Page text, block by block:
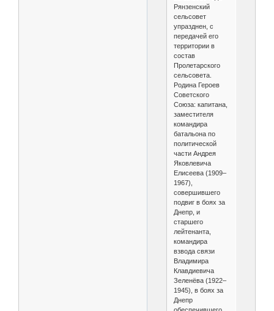
Рянзенский
сельсовет
упразднен, с
передачей его
территории в
состав
Пролетарского
сельсовета.
Родина Героев
Советского
Союза: капитана,
заместителя
командира
батальона по
политической
части Андрея
Яковлевича
Елисеева (1909–
1967),
совершившего
подвиг в боях за
Днепр, и
старшего
лейтенанта,
командира
взвода связи
Владимира
Клавдиевича
Зеленёва (1922–
1945), в боях за
Днепр